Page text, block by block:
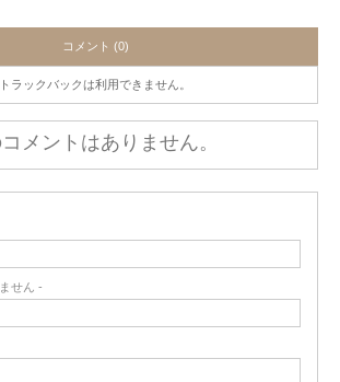
コメント (0)
トラックバックは利用できません。
メントはありません。
せん -